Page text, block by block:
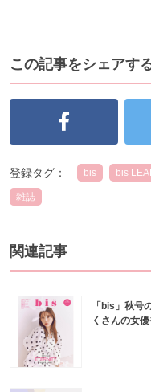
この記事をシェアす
登録タグ： bis bis
雑誌
関連記事
「bis」秋号
くさんの女